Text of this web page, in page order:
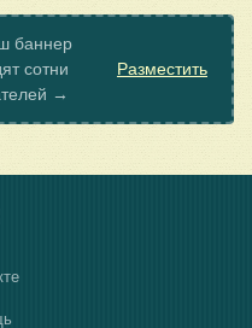
баннер
сотни
→
Разместить